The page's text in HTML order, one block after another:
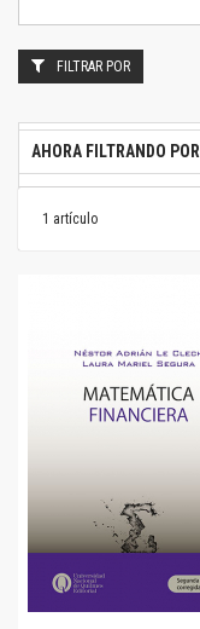
1 artículo
FILTRAR POR
AHORA FILTRANDO POR